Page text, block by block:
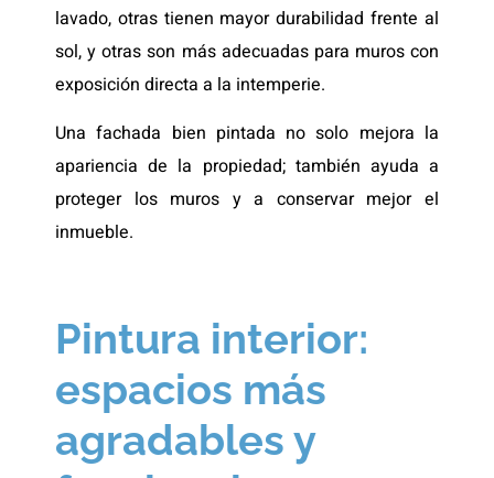
lavado, otras tienen mayor durabilidad frente al
sol, y otras son más adecuadas para muros con
exposición directa a la intemperie.
Una fachada bien pintada no solo mejora la
apariencia de la propiedad; también ayuda a
proteger los muros y a conservar mejor el
inmueble.
Pintura interior:
espacios más
agradables y